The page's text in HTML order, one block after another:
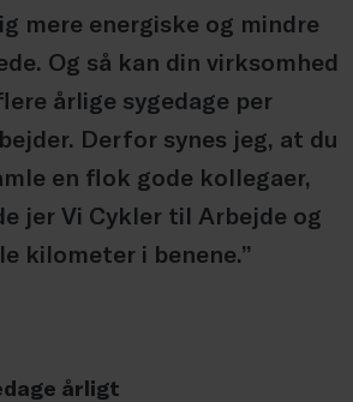
mere energiske og mindre
Og så kan din virksomhed
årlige sygedage per
Derfor synes jeg, at du
en flok gode kollegaer,
jer Vi Cykler til Arbejde og
kilometer i benene.”
årligt